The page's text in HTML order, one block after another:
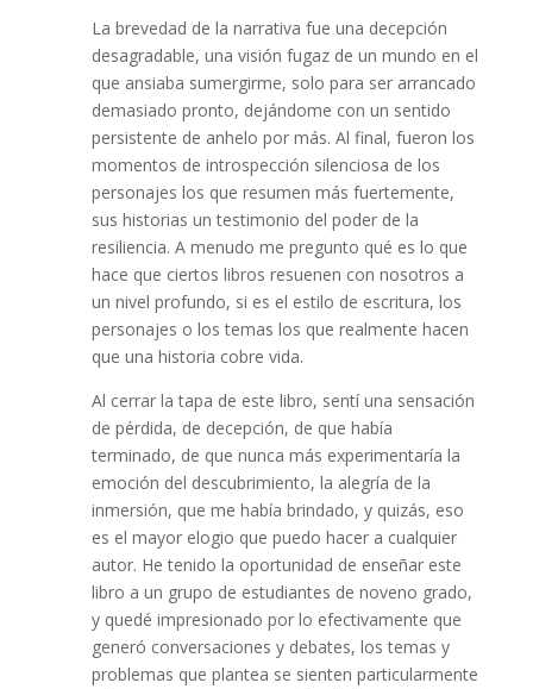
La brevedad de la narrativa fue una decepción
desagradable, una visión fugaz de un mundo en el
que ansiaba sumergirme, solo para ser arrancado
demasiado pronto, dejándome con un sentido
persistente de anhelo por más. Al final, fueron los
momentos de introspección silenciosa de los
personajes los que resumen más fuertemente,
sus historias un testimonio del poder de la
resiliencia. A menudo me pregunto qué es lo que
hace que ciertos libros resuenen con nosotros a
un nivel profundo, si es el estilo de escritura, los
personajes o los temas los que realmente hacen
que una historia cobre vida.
Al cerrar la tapa de este libro, sentí una sensación
de pérdida, de decepción, de que había
terminado, de que nunca más experimentaría la
emoción del descubrimiento, la alegría de la
inmersión, que me había brindado, y quizás, eso
es el mayor elogio que puedo hacer a cualquier
autor. He tenido la oportunidad de enseñar este
libro a un grupo de estudiantes de noveno grado,
y quedé impresionado por lo efectivamente que
generó conversaciones y debates, los temas y
problemas que plantea se sienten particularmente